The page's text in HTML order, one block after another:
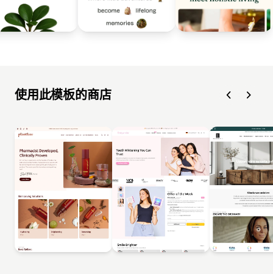
使用此模板的商店